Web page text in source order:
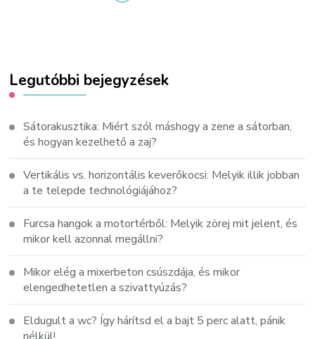
Legutóbbi bejegyzések
Sátorakusztika: Miért szól máshogy a zene a sátorban,
és hogyan kezelhető a zaj?
Vertikális vs. horizontális keverőkocsi: Melyik illik jobban
a te telepde technológiájához?
Furcsa hangok a motortérből: Melyik zörej mit jelent, és
mikor kell azonnal megállni?
Mikor elég a mixerbeton csúszdája, és mikor
elengedhetetlen a szivattyúzás?
Eldugult a wc? Így hárítsd el a bajt 5 perc alatt, pánik